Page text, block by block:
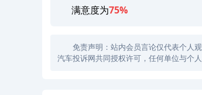
满意度为75%
免责声明：站内会员言论仅代表个人
汽车投诉网共同授权许可，任何单位与个